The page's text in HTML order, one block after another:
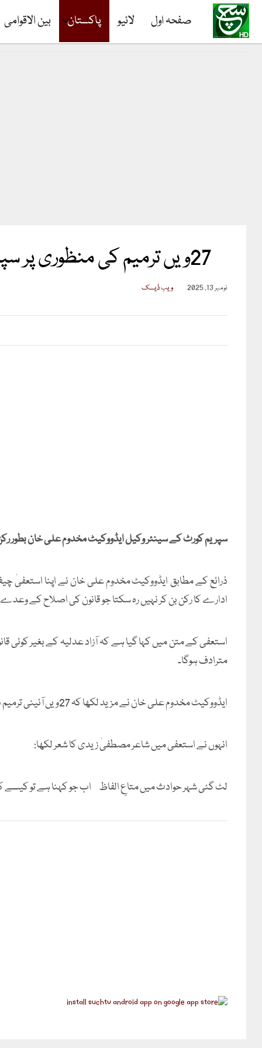
صفحہ اول لائیو پاکستان بین الاقوامی
27ویں ترمیم کی منظوری پر سپریم کورٹ کے رکن لاء اینڈ جسٹس کمیشن مخدوم علی خان مستعفی
نومبر 13, 2025 ویب ڈیسک
سپریم کورٹ کے سینئر وکیل ایڈووکیٹ مخدوم علی خان بطور
ذرائع کے مطابق ایڈووکیٹ مخدوم علی خان نے اپنا
ادارے کا رکن بن کر نہیں رہ سکتا جو قانون کی اصلاح کے وعدے
استعفی کے متن میں کہا گیا ہے کہ آزاد عدلیہ کے بغیر کوئی
مترادف ہوگا۔
ایڈووکیٹ مخدوم علی خان نے مزید لکھا کہ 27ویں آئینی ترمیم نے آزاد عدلیہ کا جہاز مکمل ڈبو دیا۔
انہوں نے استعفی میں شاعر مصطفیٰ زیدی کا شعر لکھا:
لٹ گئی شہر حوادث میں متاعِ الفاظ اب جو کہنا ہے تو کیسے